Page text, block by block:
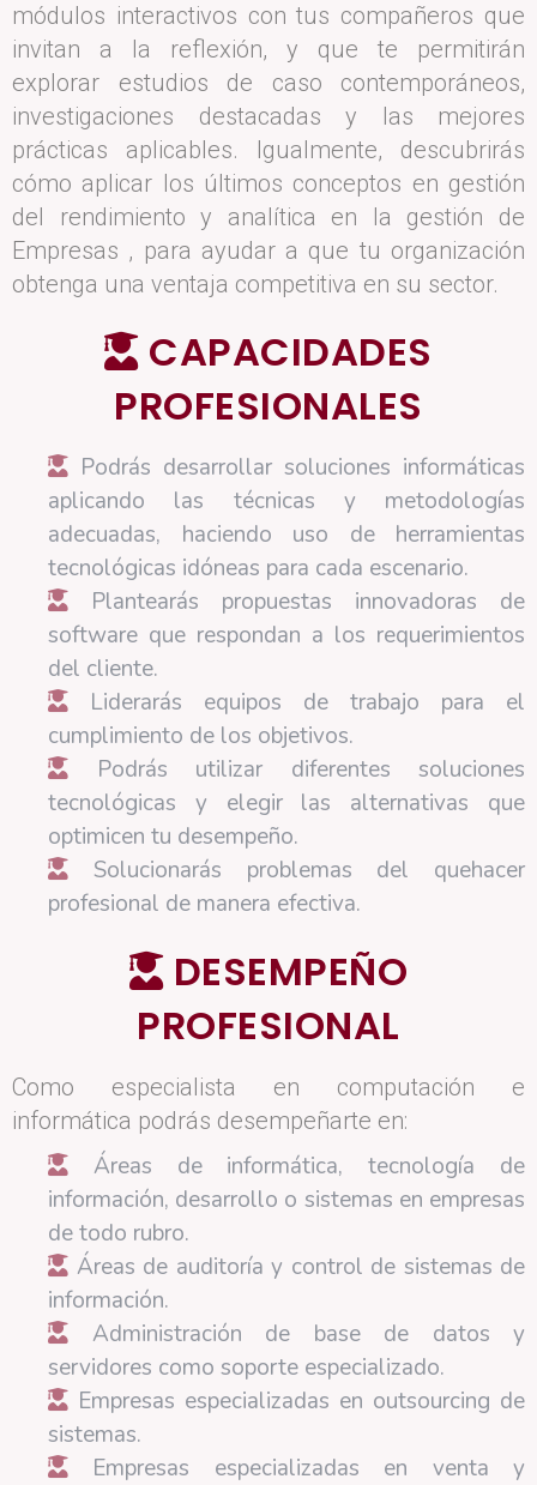
módulos interactivos con tus compañeros que
invitan a la reflexión, y que te permitirán
explorar estudios de caso contemporáneos,
investigaciones destacadas y las mejores
prácticas aplicables. Igualmente, descubrirás
cómo aplicar los últimos conceptos en gestión
del rendimiento y analítica en la gestión de
Empresas , para ayudar a que tu organización
obtenga una ventaja competitiva en su sector.
CAPACIDADES
PROFESIONALES
Podrás desarrollar soluciones informáticas
aplicando las técnicas y metodologías
adecuadas, haciendo uso de herramientas
tecnológicas idóneas para cada escenario.
Plantearás propuestas innovadoras de
software que respondan a los requerimientos
del cliente.
Liderarás equipos de trabajo para el
cumplimiento de los objetivos.
Podrás utilizar diferentes soluciones
tecnológicas y elegir las alternativas que
optimicen tu desempeño.
Solucionarás problemas del quehacer
profesional de manera efectiva.
DESEMPEÑO
PROFESIONAL
Como especialista en computación e
informática podrás desempeñarte en:
Áreas de informática, tecnología de
información, desarrollo o sistemas en empresas
de todo rubro.
Áreas de auditoría y control de sistemas de
información.
Administración de base de datos y
servidores como soporte especializado.
Empresas especializadas en outsourcing de
sistemas.
Empresas especializadas en venta y